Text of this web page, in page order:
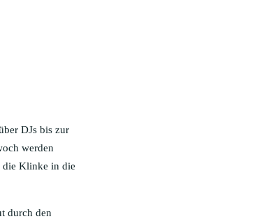
DJs bis zur
werden
die Klinke in die
durch den